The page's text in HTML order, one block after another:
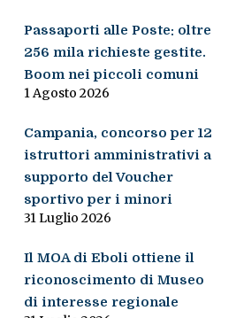
Passaporti alle Poste: oltre
256 mila richieste gestite.
Boom nei piccoli comuni
1 Agosto 2026
Campania, concorso per 12
istruttori amministrativi a
supporto del Voucher
sportivo per i minori
31 Luglio 2026
Il MOA di Eboli ottiene il
riconoscimento di Museo
di interesse regionale